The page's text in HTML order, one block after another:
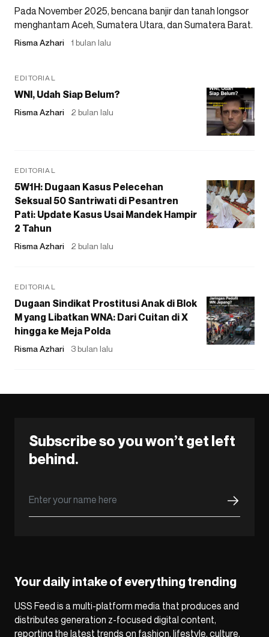
Pada November 2025, bencana banjir dan tanah longsor
menghantam Aceh, Sumatera Utara, dan Sumatera Barat.
Risma Azhari 1 bulan lalu
EDITORIAL
WNI, Udah Siap Belum?
Risma Azhari 2 bulan lalu
EDITORIAL
5W1H: Dugaan Kasus Pelecehan
Seksual 50 Santriwati di Pesantren
Pati: Update Kasus Usai Mandek Hampir
2 Tahun
Risma Azhari 2 bulan lalu
EDITORIAL
Dugaan Sindikat Prostitusi Anak di Blok
M yang Libatkan WNA: Dari Cuitan di X
hingga ke Meja Polda
Risma Azhari 3 bulan lalu
Subscribe so you won’t get left
behind.
Your daily intake of everything trending
USS Feed is a multi-platform media that produces and
distributes generation z-focused digital content,
reporting the latest trends on fashion, lifestyle, culture,